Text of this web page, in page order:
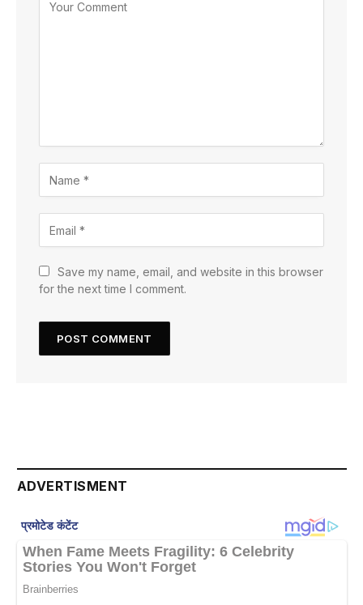
Save my name, email, and website in this browser
for the next time I comment.
ADVERTISMENT